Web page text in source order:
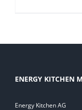
ENERGY KITCHEN
Energy Kitchen AG